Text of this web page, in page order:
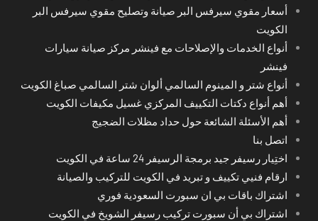
أسعار مقوي سيرفس البر صيانة وتصليح مقوي سيرفس البر
الكويت
أنواع الخدمات والإصلاحات مع فينشر مركز صيانة سيارات
فينشر
أنواع شتر و المينوم السالمي ألوان شتر السالمي صباغ الكويت
أهم أنواع دكتات التكييف المركزي غسيل مكيفات الكويت
أهم الأسئلة الشائعة حول حداد مظلات الضجيج
اتصل بنا
اختِيار رسيفر جيد برمجة الرسيفر 24 ساعة في الكويت
ارقام فنيي تكييف و تبريد في الكويت للتركيب والصيانة
اشتراك باقات بي ان سبورت السعودية فوري
اشتراك بي أن سبورت تركيب رسيفر الشويخ في الكويت